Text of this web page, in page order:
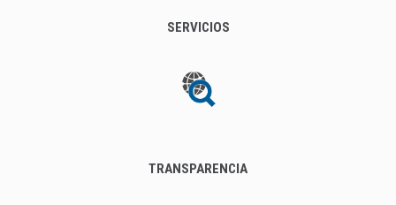
SERVICIOS
TRANSPARENCIA